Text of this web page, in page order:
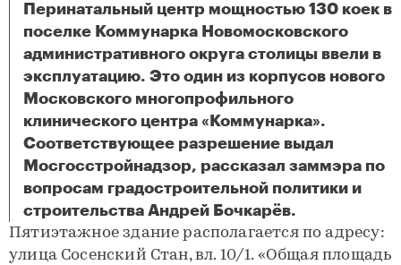
Перинатальный центр мощностью 130 коек в
поселке Коммунарка Новомосковского
административного округа столицы ввели в
эксплуатацию. Это один из корпусов нового
Московского многопрофильного
клинического центра «Коммунарка».
Соответствующее разрешение выдал
Мосгосстройнадзор, рассказал заммэра по
вопросам градостроительной политики и
строительства Андрей Бочкарёв.
Пятиэтажное здание располагается по адресу:
улица Сосенский Стан, вл. 10/1. «Общая площадь